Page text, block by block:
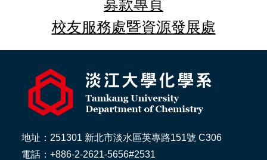
募款專頁
校友服務處暨資源發展處
地址：251301 新北市淡水區英專路151號 C306
電話：+886-2-2621-5656#2531